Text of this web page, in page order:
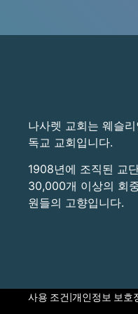
나사렛 교회는 웨슬
독교 교회입니다.
1908년에 조직된 교
30,000개 이상의 회
원들의 고향입니다.
사용 조건|개인정보 보호